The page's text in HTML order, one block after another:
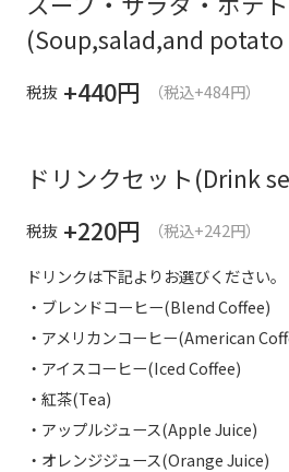
(Soup,salad,and potato
税抜 +440円 （税込+484円）
ドリンクセット(Drink
税抜 +220円
（税込+242円）
ドリンクは下記よりお選びください。
・ブレンドコーヒー(Blend Coffee)
・アメリカンコーヒー(American
・アイスコーヒー(Iced Coffee)
・紅茶(Tea)
・アップルジュース(Apple Juice)
・オレンジジュース(Orange Juice)